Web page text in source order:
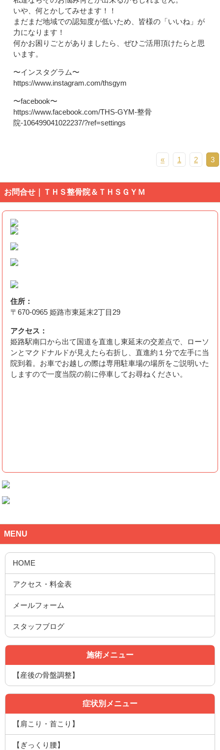
いや、何とかしてみせます！！
まだまだ地域での認知度が低いため、皆様の「いいね」が
力になります！
何かお困りごとがありましたら、ぜひご活用頂けたらと思
います。
〜インスタグラム〜
https://www.instagram.com/thsgym
〜facebook〜
https://www.facebook.com/THS-GYM-整骨
院-106499041022237/?ref=settings
« 1 2 3
お問合せ｜ＴＨＳ整骨院＆ＴＨＳＧＹＭ
住所：
〒670-0965 姫路市東延末2丁目29
アクセス：
姫路駅南口から出て国道を直進し東延末の交差点で、ローソ
ンとマクドナルドが見えたら右折し、直進約１分で左手に当
院到着。お車でお越しの際は専用駐車場の場所をご説明いた
しますので一度当院の前に停車してお尋ねください。
MENU
施術メニュー
【産後の骨盤調整】
症状別メニュー
【肩こり・首こり】
【ぎっくり腰】